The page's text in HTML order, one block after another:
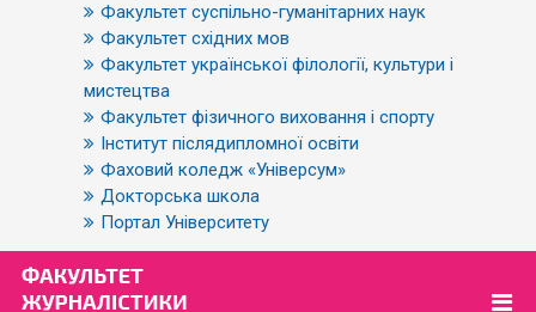
Факультет суспільно-гуманітарних наук
Факультет східних мов
Факультет української філології, культури і
мистецтва
Факультет фізичного виховання і спорту
Інститут післядипломної освіти
Фаховий коледж «Універсум»
Докторська школа
Портал Університету